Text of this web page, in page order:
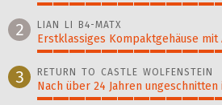
2 LIAN LI B4-MATX
Erstklassiges Kompaktgehäuse mit
3 RETURN TO CASTLE WOLFENSTEIN
Nach über 24 Jahren